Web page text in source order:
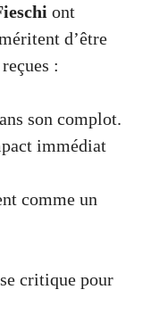
ont
d’être
:
son complot.
immédiat
comme un
critique pour